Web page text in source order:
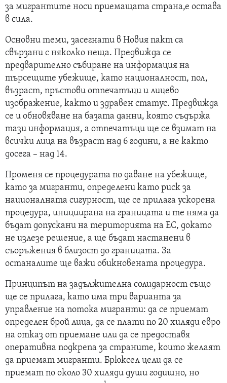
за мигрантите носи приемащата страна,е остава
в сила.
Основни теми, засегнати в Новия пакт са
свързани с няколко неща. Предвижда се
предварително събиране на информация на
търсещите убежище, като националност, пол,
възраст, пръстови отпечатъци и лицево
изображение, както и здравен статус. Предвижда
се и обновяване на базата данни, която съдържа
тази информация, а отпечатъци ще се взимат на
всички лица на възраст над 6 години, а не както
досега – над 14.
Променя се процедурата по даване на убежище,
като за мигранти, определени като риск за
националната сигурност, ще се прилага ускорена
процедура, инициирана на границата и те няма да
бъдат допускани на територията на ЕС, докато
не излезе решение, а ще бъдат настанени в
съоръжения в близост до границата. За
останалите ще важи обикновената процедура.
Принципът на задължителна солидарност също
ще се прилага, като има три варианта за
управление на потока мигранти: да се приемат
определен брой лица, да се плати по 20 хиляди евро
на отказ от приемане или да се предоставя
оперативна подкрепа за страните, които желаят
да приемат мигранти. Брюксел цели да се
приемат по около 30 хиляди души годишно, но